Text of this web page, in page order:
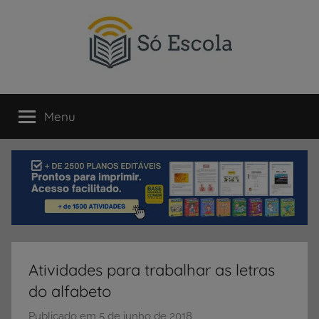
SÓ
ESCOLA
um
portal
direcionado
compartilhamento
dicas
Menu
Atividades para trabalhar as letras
do alfabeto
Publicado em 5 de junho de 2018